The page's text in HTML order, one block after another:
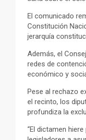
El comunicado
Constitución
jerarquía
Además, el
redes de
económico y
Pese al rechazo
el recinto, los
profundiza la
“El dictamen